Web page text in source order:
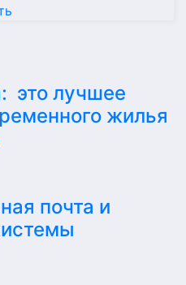
это лучшее
жилья
почта и